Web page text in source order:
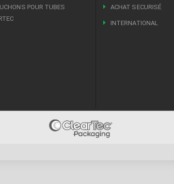
POUR TUBES
ACHAT SECURISÉ
INTERNATIONAL